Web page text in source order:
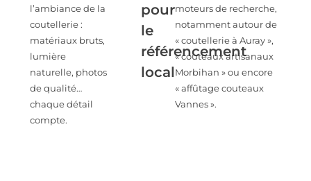
l’ambiance de la
coutellerie :
matériaux bruts,
lumière
naturelle, photos
de qualité…
chaque détail
compte.
pour
le
référencement
local
moteurs de recherche,
notamment autour de
« coutellerie à Auray »,
« couteaux artisanaux
Morbihan » ou encore
« affûtage couteaux
Vannes ».